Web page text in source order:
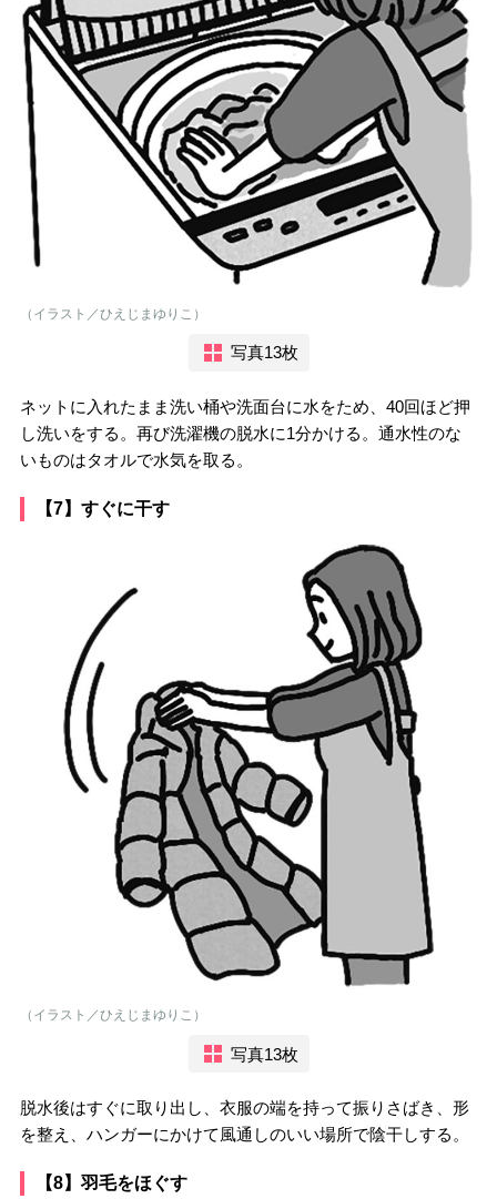
（イラスト／ひえじまゆりこ）
写真13枚
ネットに入れたまま洗い桶や洗面台に水をため、40回ほど押
し洗いをする。再び洗濯機の脱水に1分かける。通水性のな
いものはタオルで水気を取る。
【7】すぐに干す
（イラスト／ひえじまゆりこ）
写真13枚
脱水後はすぐに取り出し、衣服の端を持って振りさばき、形
を整え、ハンガーにかけて風通しのいい場所で陰干しする。
【8】羽毛をほぐす